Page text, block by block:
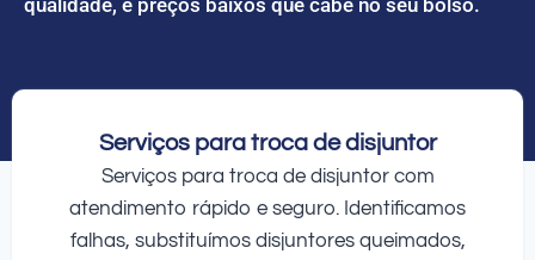
Serviços para troca de disjuntor
Serviços para troca de disjuntor com
atendimento rápido e seguro. Identificamos
falhas, substituímos disjuntores queimados,